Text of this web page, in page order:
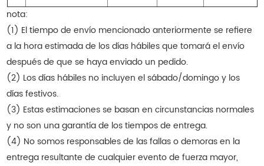
nota:
(1) El tiempo de envío mencionado anteriormente se refiere
a la hora estimada de los días hábiles que tomará el envío
después de que se haya enviado un pedido.
(2) Los días hábiles no incluyen el sábado/domingo y los
días festivos.
(3) Estas estimaciones se basan en circunstancias normales
y no son una garantía de los tiempos de entrega.
(4) No somos responsables de las fallas o demoras en la
entrega resultante de cualquier evento de fuerza mayor,